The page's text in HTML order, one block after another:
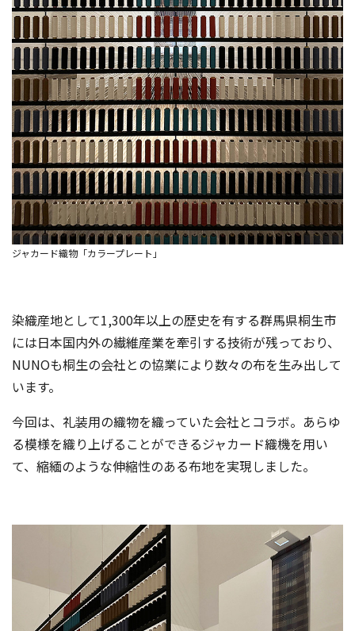
ジャカード織物「カラープレート」
染織産地として1,300年以上の歴史を有する群馬県桐生市
には日本国内外の繊維産業を牽引する技術が残っており、
NUNOも桐生の会社との協業により数々の布を生み出して
います。
今回は、礼装用の織物を織っていた会社とコラボ。あらゆ
る模様を織り上げることができるジャカード織機を用い
て、縮緬のような伸縮性のある布地を実現しました。